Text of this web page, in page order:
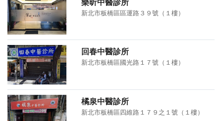
新北市板橋區區運路３９號（１樓）
回春中醫診所
新北市板橋區國光路１７號（１樓）
橘泉中醫診所
新北市板橋區四維路１７９之１號（１樓）